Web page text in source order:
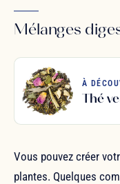
Mélanges
À
Thé
Vous pouvez créer
plantes. Quelques